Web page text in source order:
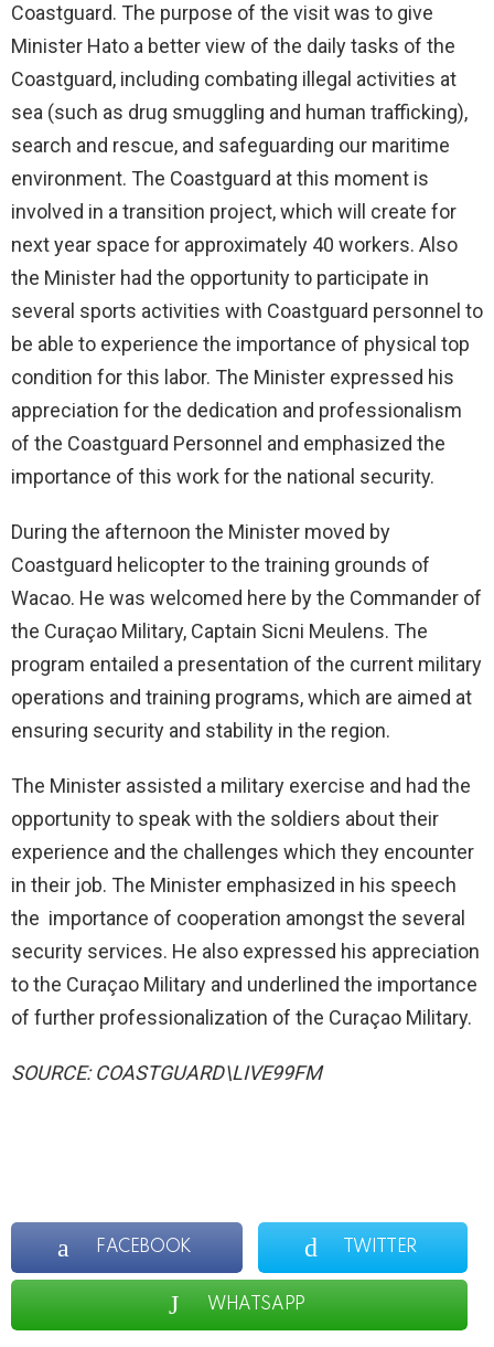
Coastguard. The purpose of the visit was to give
Minister Hato a better view of the daily tasks of the
Coastguard, including combating illegal activities at
sea (such as drug smuggling and human trafficking),
search and rescue, and safeguarding our maritime
environment. The Coastguard at this moment is
involved in a transition project, which will create for
next year space for approximately 40 workers. Also
the Minister had the opportunity to participate in
several sports activities with Coastguard personnel to
be able to experience the importance of physical top
condition for this labor. The Minister expressed his
appreciation for the dedication and professionalism
of the Coastguard Personnel and emphasized the
importance of this work for the national security.
During the afternoon the Minister moved by
Coastguard helicopter to the training grounds of
Wacao. He was welcomed here by the Commander of
the Curaçao Military, Captain Sicni Meulens. The
program entailed a presentation of the current military
operations and training programs, which are aimed at
ensuring security and stability in the region.
The Minister assisted a military exercise and had the
opportunity to speak with the soldiers about their
experience and the challenges which they encounter
in their job. The Minister emphasized in his speech
the importance of cooperation amongst the several
security services. He also expressed his appreciation
to the Curaçao Military and underlined the importance
of further professionalization of the Curaçao Military.
SOURCE: COASTGUARD\LIVE99FM
FACEBOOK TWITTER
WHATSAPP